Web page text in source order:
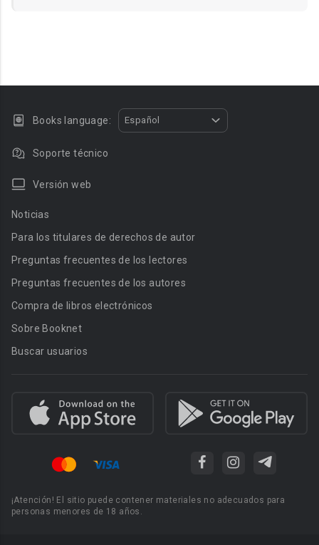
Books language: Español
Soporte técnico
Versión web
Noticias
Para los titulares de derechos de autor
Preguntas frecuentes de los lectores
Preguntas frecuentes de los autores
Compra de libros electrónicos
Sobre Booknet
Buscar usuarios
¡Atención! El sitio puede contener materiales no adecuados para
personas menores de 18 años.